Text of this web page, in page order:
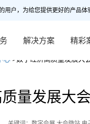
用户，为给您提供更好的产品
解决方案 精彩
心 >数字经济高质量发展
质量发展大